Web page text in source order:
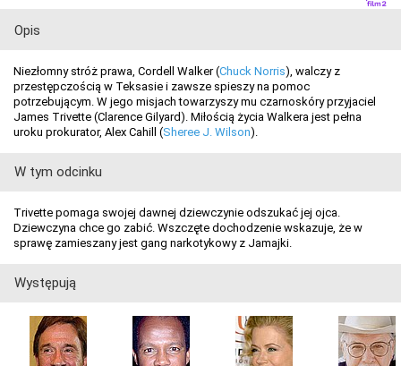
Opis
Niezłomny stróż prawa, Cordell Walker (Chuck Norris), walczy z
przestępczością w Teksasie i zawsze spieszy na pomoc
potrzebującym. W jego misjach towarzyszy mu czarnoskóry przyjaciel
James Trivette (Clarence Gilyard). Miłością życia Walkera jest pełna
uroku prokurator, Alex Cahill (Sheree J. Wilson).
W tym odcinku
Trivette pomaga swojej dawnej dziewczynie odszukać jej ojca.
Dziewczyna chce go zabić. Wszczęte dochodzenie wskazuje, że w
sprawę zamieszany jest gang narkotykowy z Jamajki.
Występują